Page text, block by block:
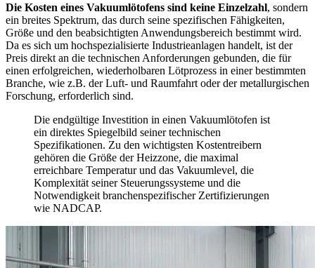
Die Kosten eines Vakuumlötofens sind keine Einzelzahl, sondern
ein breites Spektrum, das durch seine spezifischen Fähigkeiten,
Größe und den beabsichtigten Anwendungsbereich bestimmt wird.
Da es sich um hochspezialisierte Industrieanlagen handelt, ist der
Preis direkt an die technischen Anforderungen gebunden, die für
einen erfolgreichen, wiederholbaren Lötprozess in einer bestimmten
Branche, wie z.B. der Luft- und Raumfahrt oder der metallurgischen
Forschung, erforderlich sind.
Die endgültige Investition in einen Vakuumlötofen ist
ein direktes Spiegelbild seiner technischen
Spezifikationen. Zu den wichtigsten Kostentreibern
gehören die Größe der Heizzone, die maximal
erreichbare Temperatur und das Vakuumlevel, die
Komplexität seiner Steuerungssysteme und die
Notwendigkeit branchenspezifischer Zertifizierungen
wie NADCAP.